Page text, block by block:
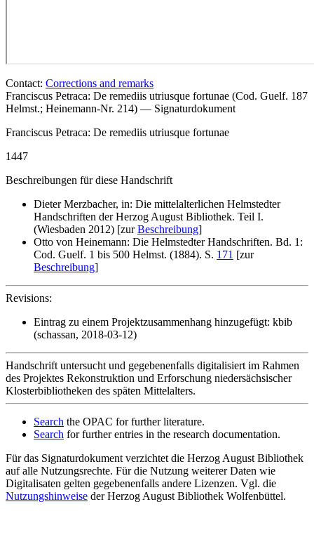
Contact: Corrections and remarks
Franciscus Petraca: De remediis utriusque fortunae (Cod. Guelf. 187
Helmst.; Heinemann-Nr. 214) — Signaturdokument
Franciscus Petraca: De remediis utriusque fortunae
1447
Beschreibungen für diese Handschrift
Dieter Merzbacher, in: Die mittelalterlichen Helmstedter
Handschriften der Herzog August Bibliothek. Teil I.
(Wiesbaden 2012) [zurBeschreibung]
Otto von Heinemann: Die Helmstedter Handschriften. Bd. 1:
Cod. Guelf. 1 bis 500 Helmst. (1884). S. 171 [zur
Beschreibung]
Revisions:
Eintrag zu einem Projektzusammenhang hinzugefügt: kbib
(schassan, 2018-03-12)
Handschrift untersucht und gegebenenfalls digitalisiert im Rahmen
des Projektes Rekonstruktion und Erforschung niedersächsischer
Klosterbibliotheken des späten Mittelalters.
Search the OPAC for further literature.
Search for further entries in the research documentation.
Für das Signaturdokument verzichtet die Herzog August Bibliothek
auf alle Nutzungsrechte. Für die Nutzung weiterer Daten wie
Digitalisaten gelten gegebenenfalls andere Lizenzen. Vgl. die
Nutzungshinweise der Herzog August Bibliothek Wolfenbüttel.